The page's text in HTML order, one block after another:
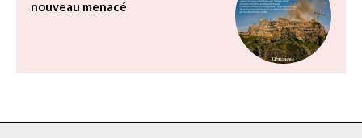
nouveau menacé